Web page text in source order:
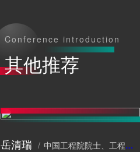
Conference introduction
其他推荐
岳清瑞
中国工程院院士、工程结构专家